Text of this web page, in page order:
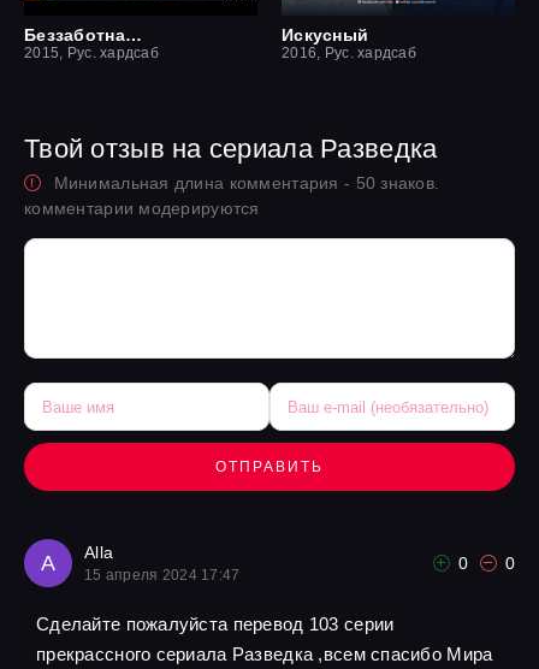
Беззаботная жизнь
2015, Рус. хардсаб
Искусный
2016, Рус. хардсаб
Твой отзыв на сериала Разведка
Минимальная длина комментария - 50 знаков.
комментарии модерируются
ОТПРАВИТЬ
A Alla
15 апреля 2024 17:47
0 0
Сделайте пожалуйста перевод 103 серии
прекрассного сериала Разведка ,всем спасибо Мира